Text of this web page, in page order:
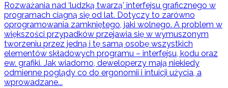
Rozważania nad ‘ludzką twarzą’ interfejsu graficznego w
programach ciągną się od lat. Dotyczy to zarówno
oprogramowania zamkniętego, jaki wolnego. A problem w
większości przypadków przejawia się w wymuszonym
tworzeniu przez jedną i tę samą osobę wszystkich
elementów składowych programu – interfejsu, kodu oraz
ew. grafiki. Jak wiadomo, deweloperzy mają niekiedy
odmienne poglądy co do ergonomii i intuicji użycia, a
wprowadzane...